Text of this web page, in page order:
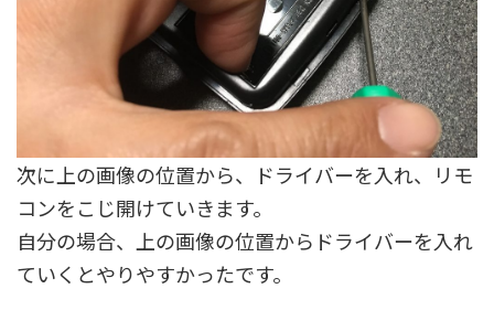
次に上の画像の位置から、ドライバーを入れ、リモ
コンをこじ開けていきます。
自分の場合、上の画像の位置からドライバーを入れ
ていくとやりやすかったです。